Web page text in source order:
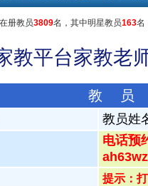
册教员3809名，其中明星教员163名
教平台家教老
教 员
教员姓
电话预
提示：